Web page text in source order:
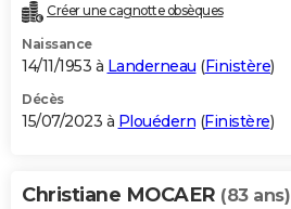
Créer une cagnotte obsèques
Naissance
14/11/1953 à Landerneau (Finistère)
Décès
15/07/2023 à Plouédern (Finistère)
Christiane MOCAER (83 ans)